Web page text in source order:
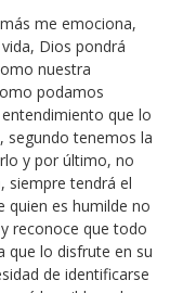
me emociona,
Dios pondrá
nuestra
podamos
que lo
segundo tenemos la
y por último, no
siempre tendrá el
quien es humilde no
reconoce que todo
que lo disfrute en su
de identificarse